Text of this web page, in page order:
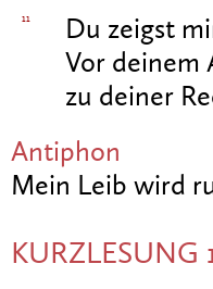
11
Du zeigst
Vor deinem
zu deiner
Antiphon
Mein Leib wird
KURZLESUNG